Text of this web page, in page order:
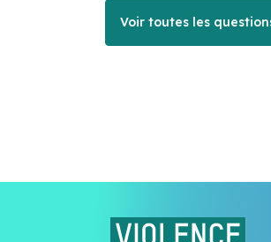
Voir toutes les